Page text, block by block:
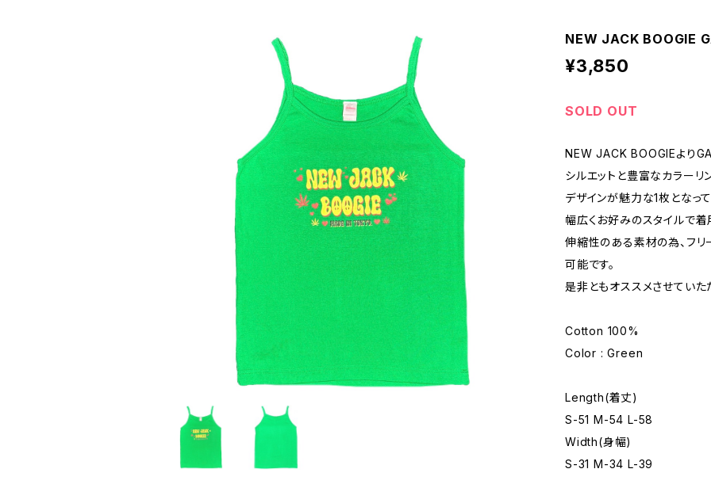
NEW JACK BOOGIE
¥3,850
SOLD OUT
NEW JACK BOOGIEより
シルエットと豊富なカラーリ
デザインが魅力な1枚となっ
幅広くお好みのスタイルで着
伸縮性のある素材の為、フリ
可能です。
是非ともオススメさせていた
Cotton 100%
Color : Green
Length(着丈)
S-51 M-54 L-58
Width(身幅)
S-31 M-34 L-39